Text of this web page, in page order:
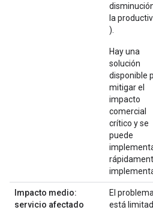
la
).
Hay una
solución
disponible
mitigar el
impacto
comercial
crítico y se
puede
Impacto medio:
servicio afectado
El problema
está